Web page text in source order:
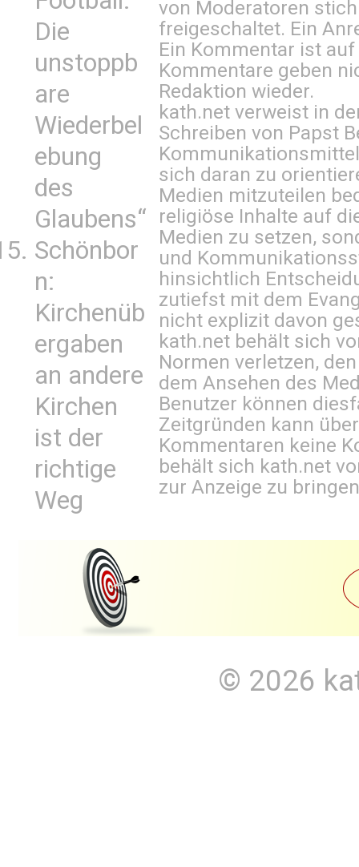
Die
unstoppb
are
Wiederbel
ebung
des
Glaubens“
Schönbor
n:
Kirchenüb
ergaben
an andere
Kirchen
ist der
richtige
Weg
von Moderatoren
freigeschaltet. Ein
Ein Kommentar ist
Kommentare geben
Redaktion wieder.
kath.net verweist in
Schreiben von Papst
sich daran zu
Medien mitzuteilen
religiöse Inhalte auf
Medien zu setzen,
und
hinsichtlich
zutiefst mit dem
nicht explizit davon
kath.net behält sich
Normen verletzen,
dem Ansehen des
Benutzer können
Zeitgründen kann
Kommentaren keine
behält sich kath.net
zur Anzeige zu
© 2026